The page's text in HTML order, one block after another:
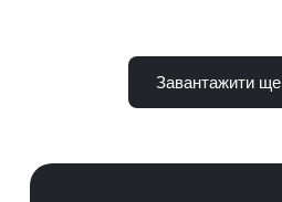
Завантажити ще